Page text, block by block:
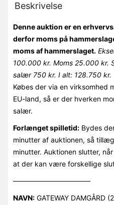
Beskrivelse
Denne auktion er en
derfor moms på
moms af hammerslaget.
100.000 kr. Moms 25.000 kr.
salær 750 kr. I alt: 128.750 kr.
Købes der via en virksomhed
EU-land, så er der hverken
salær.
Forlænget spilletid:Bydes
minutter af auktionen, så
minutter. Auktionen slutter,
at der kan være forskellige
———————————
NAVN:GATEWAY DAMGÅRD